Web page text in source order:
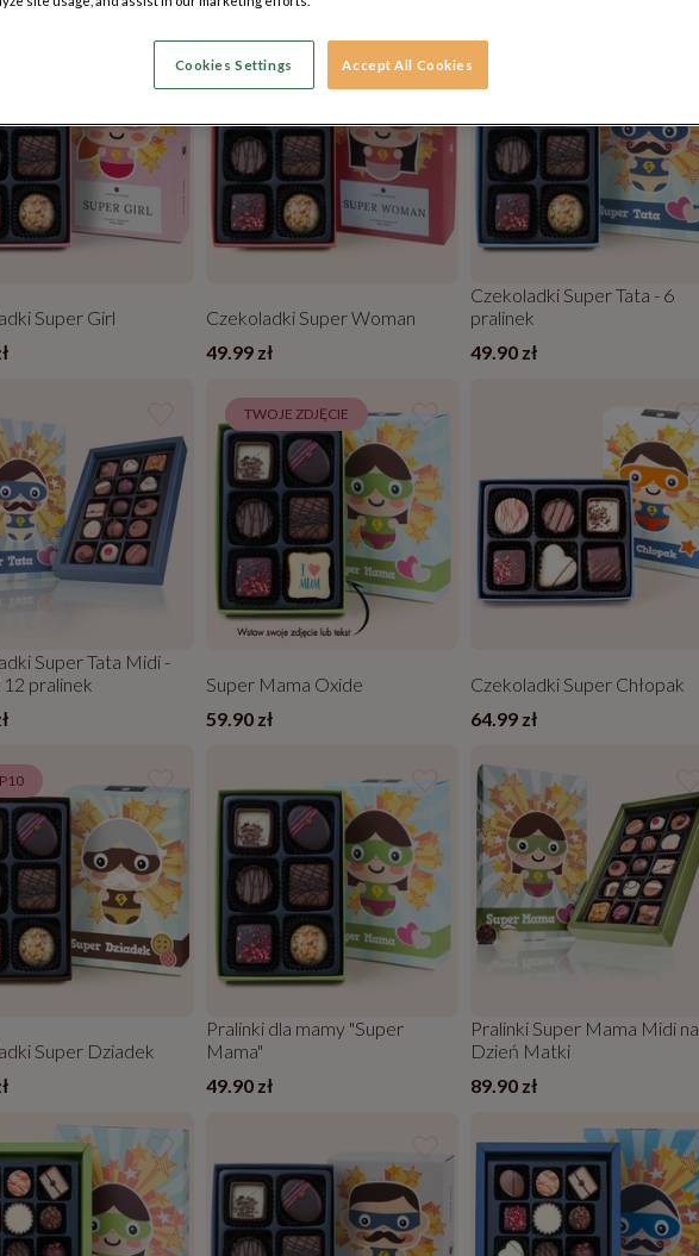
Super Girl
Czekoladki Super Woman
49.99 zł
Czekoladki Super Tata - 6
pralinek
49.90 zł
Super Tata Midi -
pralinek
TWOJE ZDJĘCIE
Super Mama Oxide
59.90 zł
Czekoladki Super Chłopak
64.99 zł
Super Dziadek
Pralinki dla mamy "Super
Mama"
49.90 zł
Pralinki Super Mama Midi na
Dzień Matki
89.90 zł
Cookies Settings Accept All Cookies